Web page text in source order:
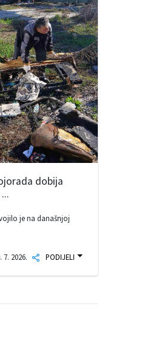
dobija
je na današnjoj
7. 2026. PODIJELI